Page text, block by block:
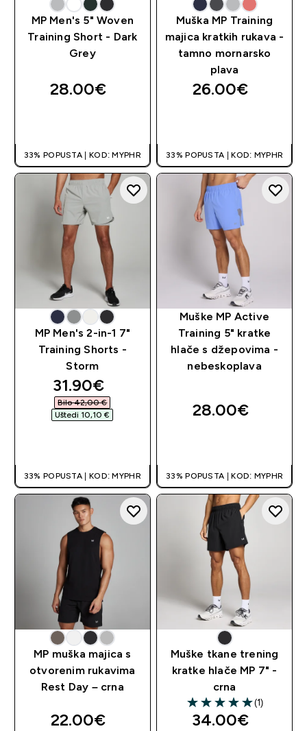
MP Men's 5" Woven
Training Short - Dark
Grey
28.00€‎
33% POPUSTA | KOD: MYPHR
Muška MP Training
majica kratkih rukava -
tamno mornarsko
plava
26.00€‎
33% POPUSTA | KOD: MYPHR
MP Men's 2-in-1 7"
Training Shorts -
Storm
discounted price
31.90€‎
Bilo 42,00 €‎
Uštedi 10,10 €‎
33% POPUSTA | KOD: MYPHR
Muške MP Active
Training 5" kratke
hlače s džepovima -
nebeskoplava
28.00€‎
33% POPUSTA | KOD: MYPHR
MP muška majica s
otvorenim rukavima
Rest Day – crna
22.00€‎
Muške tkane trening
kratke hlače MP 7" -
crna
5 out of 5 stars
(1)
34.00€‎